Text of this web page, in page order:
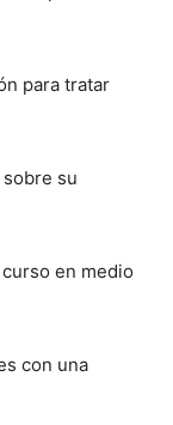
para tratar
su
en medio
con una